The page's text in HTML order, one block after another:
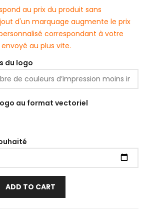
au prix du produit sans
d'un marquage augmente le prix
correspondant à votre
au plus vite.
du logo
au format vectoriel
ADD TO CART